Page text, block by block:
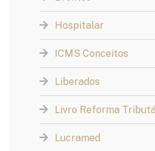
Hospitalar
ICMS Conceitos
Liberados
Livro Reforma
Lucramed